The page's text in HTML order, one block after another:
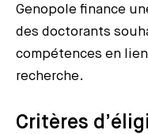
Genopole finance
des doctorants
compétences en
recherche.
Critères